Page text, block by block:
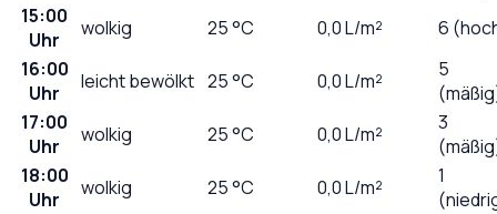
15:00
Uhr
wolkig 25°C 0,0L/m²
6
16:00
Uhr
leicht bewölkt 25°C 0,0L/m²
5
17:00
Uhr
wolkig 25°C 0,0L/m²
3
18:00
Uhr
wolkig 25°C 0,0L/m²
1